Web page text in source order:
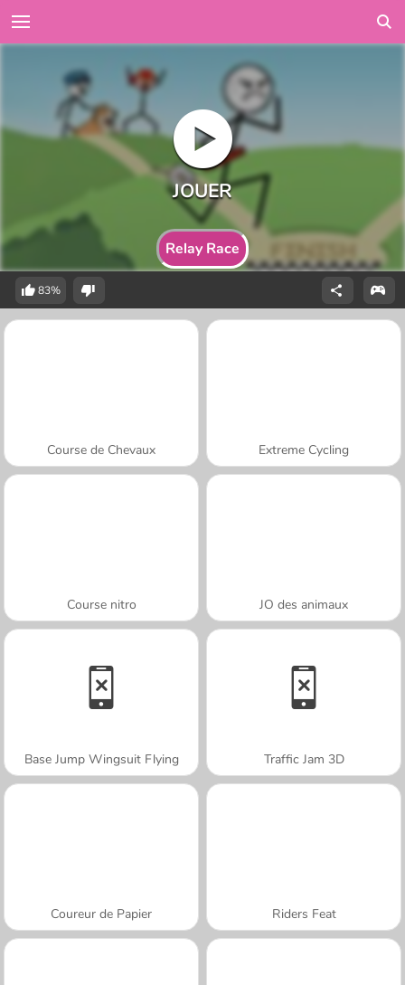
Relay Race
83%
Course de Chevaux Extreme Cycling
Course nitro JO des animaux
Base Jump Wingsuit Flying Traffic Jam 3D
Coureur de Papier Riders Feat